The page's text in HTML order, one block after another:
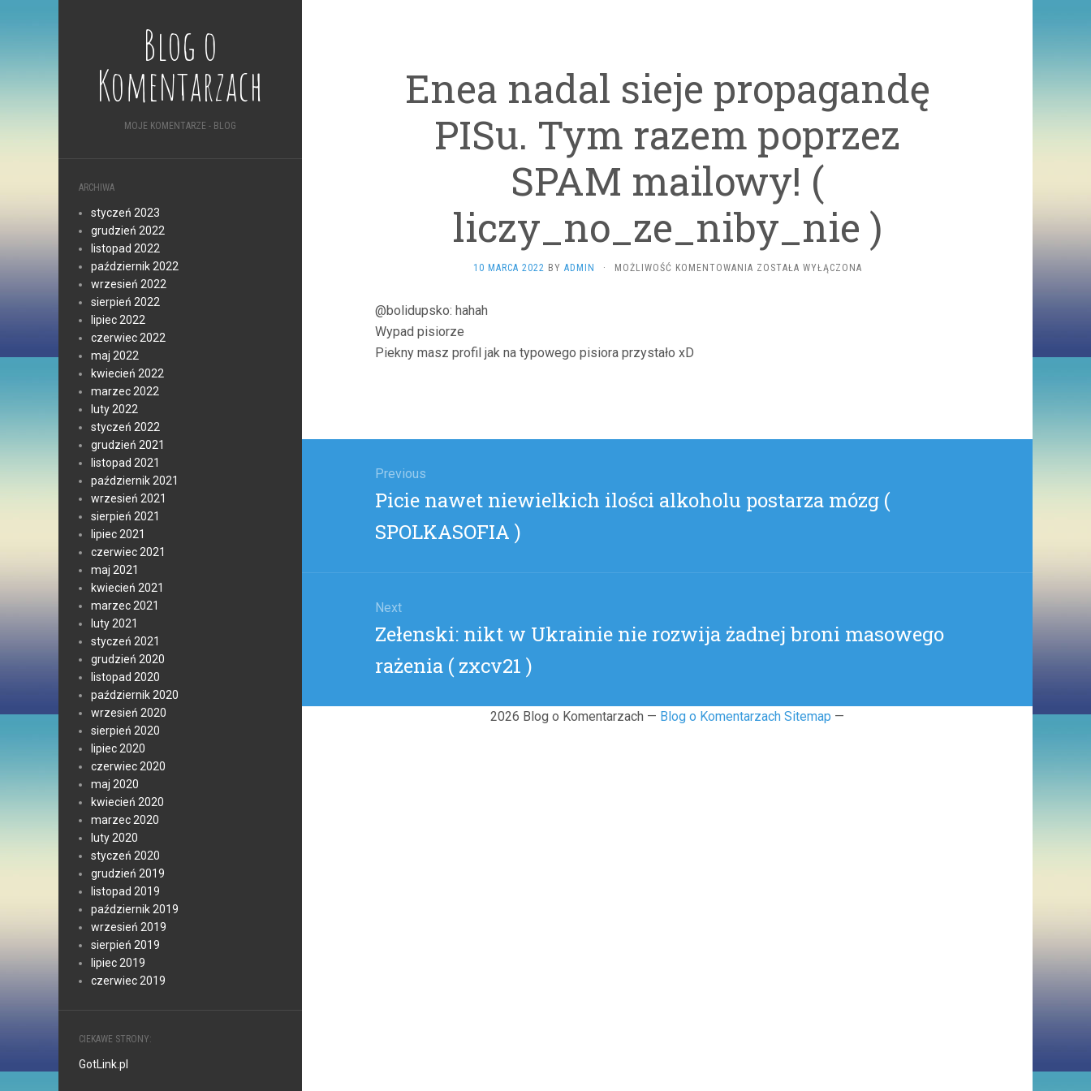
Blog o
Komentarzach
MOJE KOMENTARZE - BLOG
ARCHIWA
styczeń 2023
grudzień 2022
listopad 2022
październik 2022
wrzesień 2022
sierpień 2022
lipiec 2022
czerwiec 2022
maj 2022
kwiecień 2022
marzec 2022
luty 2022
styczeń 2022
grudzień 2021
listopad 2021
październik 2021
wrzesień 2021
sierpień 2021
lipiec 2021
czerwiec 2021
maj 2021
kwiecień 2021
marzec 2021
luty 2021
styczeń 2021
grudzień 2020
listopad 2020
październik 2020
wrzesień 2020
sierpień 2020
lipiec 2020
czerwiec 2020
maj 2020
kwiecień 2020
marzec 2020
luty 2020
styczeń 2020
grudzień 2019
listopad 2019
październik 2019
wrzesień 2019
sierpień 2019
lipiec 2019
czerwiec 2019
CIEKAWE STRONY:
GotLink.pl
Enea nadal sieje propagandę
PISu. Tym razem poprzez
SPAM mailowy! (
liczy_no_ze_niby_nie )
10 MARCA 2022 BY ADMIN · MOŻLIWOŚĆ KOMENTOWANIA ENEA
LICZY_NO_ZE_NIBY_NIE
ZOSTAŁA WYŁĄCZONA
@bolidupsko: hahah
Wypad pisiorze
Piekny masz profil jak na typowego pisiora przystało xD
Previous
Previous
Picie nawet niewielkich ilości alkoholu postarza mózg (
SPOLKASOFIA )
Next
Next
Zełenski: nikt w Ukrainie nie rozwija żadnej broni masowego
rażenia ( zxcv21 )
2026 Blog o Komentarzach — Blog o Komentarzach Sitemap —